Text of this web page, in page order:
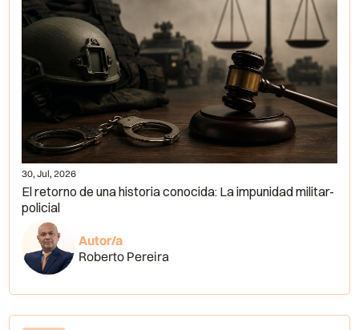
30, Jul, 2026
El retorno de una historia conocida: La impunidad militar-
policial
Autor/a
Roberto Pereira